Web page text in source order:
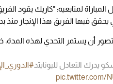
يحقق فيها الفريق هذا الإنجاز منذ
أن يستمر التحدي لهذه
يدرك التعادل لليونايتد
pic.twitter.com/